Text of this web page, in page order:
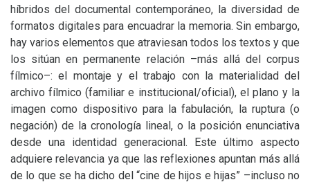
híbridos del documental contemporáneo, la diversidad de
formatos digitales para encuadrar la memoria. Sin embargo,
hay varios elementos que atraviesan todos los textos y que
los sitúan en permanente relación –más allá del corpus
fílmico–: el montaje y el trabajo con la materialidad del
archivo fílmico (familiar e institucional/oficial), el plano y la
imagen como dispositivo para la fabulación, la ruptura (o
negación) de la cronología lineal, o la posición enunciativa
desde una identidad generacional. Este último aspecto
adquiere relevancia ya que las reflexiones apuntan más allá
de lo que se ha dicho del “cine de hijos e hijas” –incluso no